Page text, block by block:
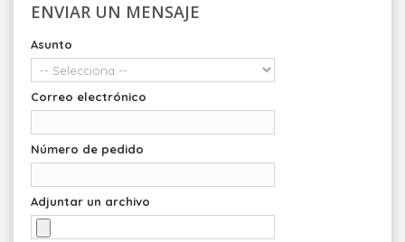
ENVIAR UN MENSAJE
Asunto
Correo electrónico
Número de pedido
Adjuntar un archivo